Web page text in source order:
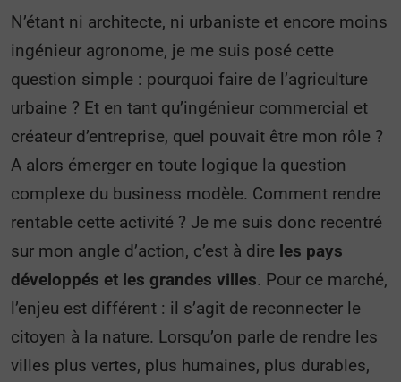
N’étant ni architecte, ni urbaniste et encore moins
ingénieur agronome, je me suis posé cette
question simple : pourquoi faire de l’agriculture
urbaine ? Et en tant qu’ingénieur commercial et
créateur d’entreprise, quel pouvait être mon rôle ?
A alors émerger en toute logique la question
complexe du business modèle. Comment rendre
rentable cette activité ? Je me suis donc recentré
sur mon angle d’action, c’est à dire les pays
développés et les grandes villes. Pour ce marché,
l’enjeu est différent : il s’agit de reconnecter le
citoyen à la nature. Lorsqu’on parle de rendre les
villes plus vertes, plus humaines, plus durables,